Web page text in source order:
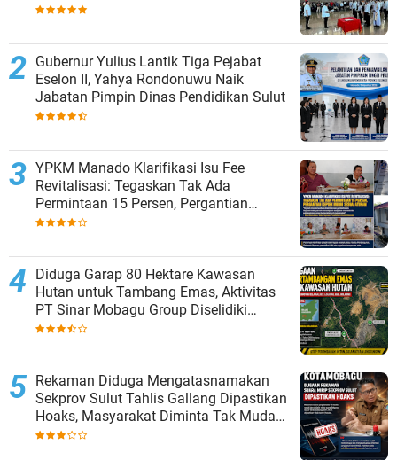
Gubernur Yulius Lantik Tiga Pejabat
Eselon II, Yahya Rondonuwu Naik
Jabatan Pimpin Dinas Pendidikan Sulut
YPKM Manado Klarifikasi Isu Fee
Revitalisasi: Tegaskan Tak Ada
Permintaan 15 Persen, Pergantian
Kepsek Murni Sesuai Aturan
Diduga Garap 80 Hektare Kawasan
Hutan untuk Tambang Emas, Aktivitas
PT Sinar Mobagu Group Diselidiki
Aparat
Rekaman Diduga Mengatasnamakan
Sekprov Sulut Tahlis Gallang Dipastikan
Hoaks, Masyarakat Diminta Tak Mudah
Percaya